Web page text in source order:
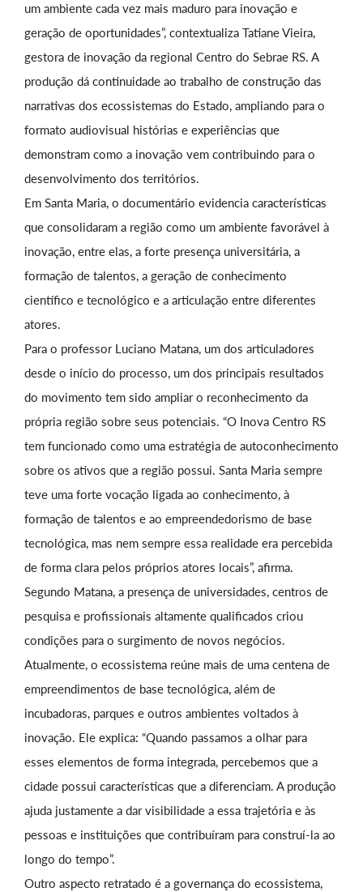
um ambiente cada vez mais maduro para inovação e
geração de oportunidades”, contextualiza Tatiane Vieira,
gestora de inovação da regional Centro do Sebrae RS. A
produção dá continuidade ao trabalho de construção das
narrativas dos ecossistemas do Estado, ampliando para o
formato audiovisual histórias e experiências que
demonstram como a inovação vem contribuindo para o
desenvolvimento dos territórios.
Em Santa Maria, o documentário evidencia características
que consolidaram a região como um ambiente favorável à
inovação, entre elas, a forte presença universitária, a
formação de talentos, a geração de conhecimento
científico e tecnológico e a articulação entre diferentes
atores.
Para o professor Luciano Matana, um dos articuladores
desde o início do processo, um dos principais resultados
do movimento tem sido ampliar o reconhecimento da
própria região sobre seus potenciais. “O Inova Centro RS
tem funcionado como uma estratégia de autoconhecimento
sobre os ativos que a região possui. Santa Maria sempre
teve uma forte vocação ligada ao conhecimento, à
formação de talentos e ao empreendedorismo de base
tecnológica, mas nem sempre essa realidade era percebida
de forma clara pelos próprios atores locais”, afirma.
Segundo Matana, a presença de universidades, centros de
pesquisa e profissionais altamente qualificados criou
condições para o surgimento de novos negócios.
Atualmente, o ecossistema reúne mais de uma centena de
empreendimentos de base tecnológica, além de
incubadoras, parques e outros ambientes voltados à
inovação. Ele explica: “Quando passamos a olhar para
esses elementos de forma integrada, percebemos que a
cidade possui características que a diferenciam. A produção
ajuda justamente a dar visibilidade a essa trajetória e às
pessoas e instituições que contribuíram para construí-la ao
longo do tempo”.
Outro aspecto retratado é a governança do ecossistema,